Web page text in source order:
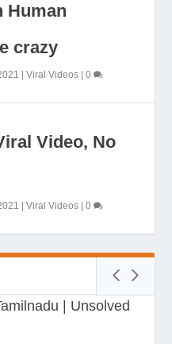
Human
crazy
|Viral Videos |0
Video, No
|Viral Videos |0